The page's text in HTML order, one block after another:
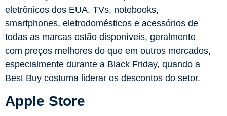
eletrônicos dos EUA. TVs, notebooks,
smartphones, eletrodomésticos e acessórios de
todas as marcas estão disponíveis, geralmente
com preços melhores do que em outros mercados,
especialmente durante a Black Friday, quando a
Best Buy costuma liderar os descontos do setor.
Apple Store